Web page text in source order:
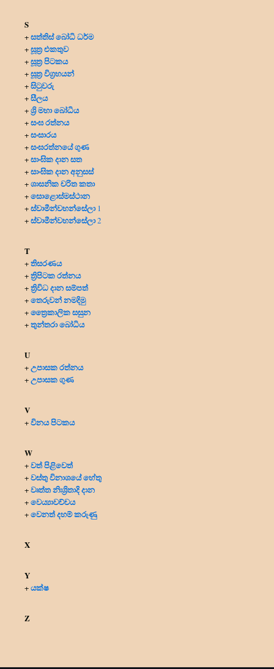
S
+සත්තිස් බෝධි ධර්ම
+සූත්‍ර එකතුව
+සූත්‍ර පිටකය
+සූත්‍ර විග්‍රහයන්
+සිටුවරු
+සීලය
+ශ්‍රි මහා බෝධිය
+සංඝ රත්නය
+සංසාරය
+සංඝරත්නයේ ගුණ
+සාංඝික දාන සත
+සාංඝික දාන අනුසස්
+ශාසනික චරිත කතා
+සොළොස්මස්ථාන
+ස්වාමීන්වහන්සේලා1
+ස්වාමීන්වහන්සේලා2
T
+තිසරණය
+ත්‍රිපිටක රත්නය
+ත්‍රිවිධ දාන සම්පත්
+තෙරුවන් නමදිමු
+ත්‍රෛකාලික සසුන
+තුන්තරා බෝධිය
U
+උපාසක රත්නය
+උපාසක ගුණ
V
+විනය පිටකය
W
+වත් පිළිවෙත්
+වස්තු විනාශයේ හේතු
+වෘත්ත නිඃශ්‍රිතාදි දාන
+වෙය්‍යාවච්චය
+වෙනත් දහම් කරුණු
X
Y
+යක්ෂ
Z